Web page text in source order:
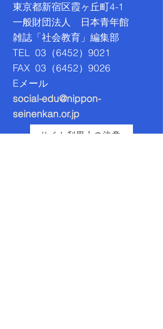
東京都新宿区霞ヶ丘町4-1
一般財団法人 日本青年館
雑誌「社会教育」編集部
TEL 03（6452）9021
FAX 03（6452）9026
​Eメール
social-edu@nippon-
seinenkan.or.jp
サイト利用上の注意